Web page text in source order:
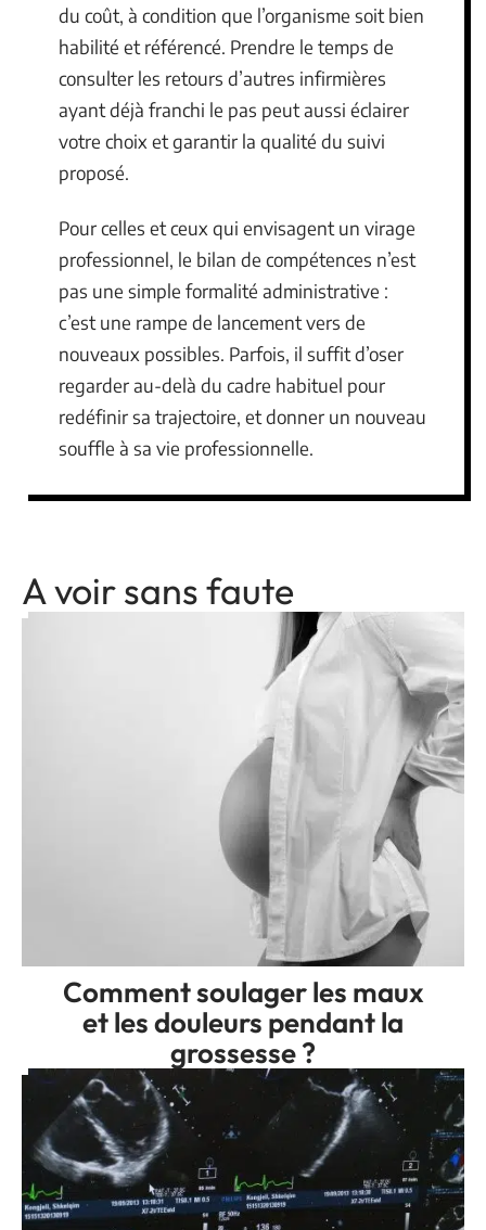
du coût, à condition que l’organisme soit bien
habilité et référencé. Prendre le temps de
consulter les retours d’autres infirmières
ayant déjà franchi le pas peut aussi éclairer
votre choix et garantir la qualité du suivi
proposé.
Pour celles et ceux qui envisagent un virage
professionnel, le bilan de compétences n’est
pas une simple formalité administrative :
c’est une rampe de lancement vers de
nouveaux possibles. Parfois, il suffit d’oser
regarder au-delà du cadre habituel pour
redéfinir sa trajectoire, et donner un nouveau
souffle à sa vie professionnelle.
A voir sans faute
Comment soulager les maux
et les douleurs pendant la
grossesse ?